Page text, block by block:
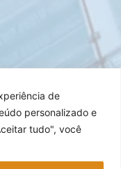
de
personalizado e
tudo", você
- Jardim